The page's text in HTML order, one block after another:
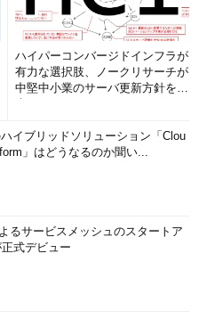
ハイパーコンバージドインフラが
有力な選択肢、ノークリサーチが
中堅中小業のサーバ更新方針を調
イブリッドソリューション「Clou
」はどうなるのか聞い...
るサービスメッシュのスタートア
式デビュー